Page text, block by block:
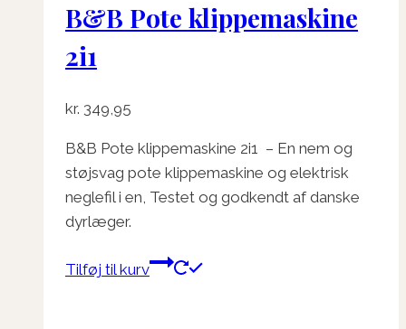
B&B Pote klippemaskine
2i1
kr. 349,95
B&B Pote klippemaskine 2i1 – En nem og
støjsvag pote klippemaskine og elektrisk
neglefil i en, Testet og godkendt af danske
dyrlæger.
Tilføj til kurv